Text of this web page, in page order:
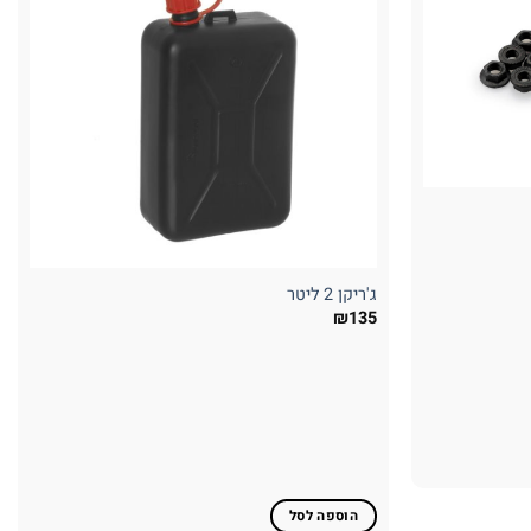
ג'ריקן 2 ליטר
₪135
הוספה לסל